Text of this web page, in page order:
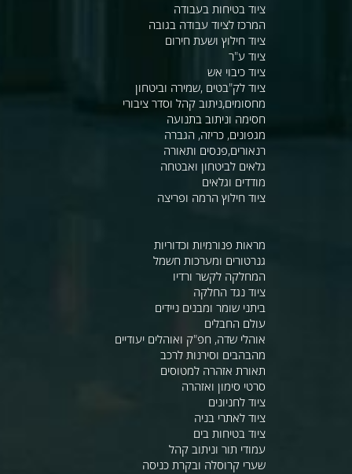
ציוד בטיחות בעבודה
המרכז לציוד עבודה בגובה
ציוד חילוץ ושעת חירום
ציוד ע"ר
ציוד כיבוי אש
ציוד לק"בטים ,שמירה וביטחון
מחסומים,ניתוב קהל וסדר ציבורי
חסימה וניתוב בתנועה
מגפונים, כריזה, הגברה
רנאורים,פנסים ותאורה
גלאים לביטחון ואבטחה
מודדים וגלאים
ציוד חילוץ הרמה ופריצה
מראות פנורמיות וכדוריות
גנרטורים ומערכות חשמל
המחלקה לקשר ורדיו
ציוד נגד החלקה
ביתני שומר ומבנים ניידים
עולם החבלים
אוהלי שדה, חפ"ק ואוהלים יעודיים
מהבהבים וסירנות לרכב
תאורת אזהרה למטוסים
סרטי סימון ואזהרה
ציוד לחניונים
ציוד לאתרי בניה
ציוד בטיחות בים
עמודי תור וניתוב קהל
שערי קרוסלה ובקרת כניסה